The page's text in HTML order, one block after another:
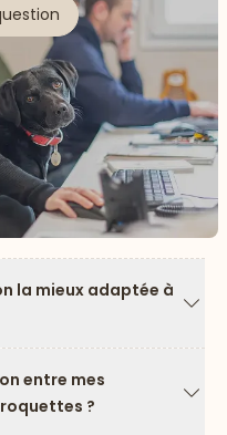
la mieux adaptée à
entre mes
?